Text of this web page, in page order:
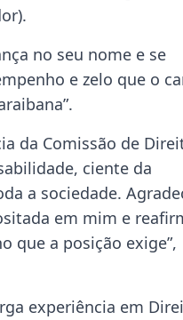
no seu nome e se
e zelo que o
da Comissão de
ciente da
a sociedade.
em mim e
que a posição exige”,
experiência em